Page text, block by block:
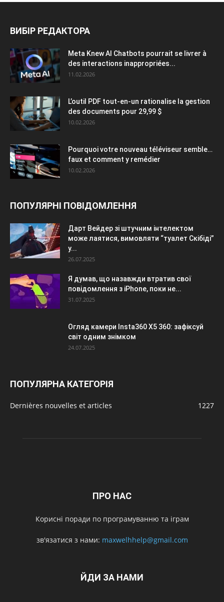
ВИБІР РЕДАКТОРА
Meta Knew AI Chatbots pourrait se livrer à
des interactions inappropriées...
11.02.2026
L’outil PDF tout-en-un rationalise la gestion
des documents pour 29,99 $
10.02.2026
Pourquoi votre nouveau téléviseur semble…
faux et comment y remédier
10.02.2026
ПОПУЛЯРНІ ПОВІДОМЛЕННЯ
Дарт Вейдер зі штучним інтелектом
може лаятися, вимовляти “туалет Скібіді”
у...
26.07.2025
Я думав, що назавжди втратив свої
повідомлення з iPhone, поки не...
31.07.2025
Огляд камери Insta360 X5 360: зафіксуй
світ одним знімком
24.07.2025
ПОПУЛЯРНА КАТЕГОРІЯ
Dernières nouvelles et articles 1227
ПРО НАС
Корисні поради по програмуванню та іграм
зв'язатися з нами: maxwelhhelp@gmail.com
ЙДИ ЗА НАМИ